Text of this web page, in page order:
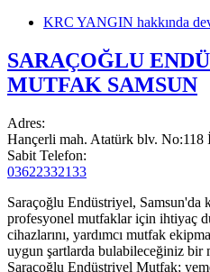
KRC YANGIN hakkında
SARAÇOĞLU
MUTFAK SAMSUN
Adres:
Hançerli mah. Atatürk blv. No:118
Sabit Telefon:
03622332133
Saraçoğlu Endüstriyel, Samsun'da
profesyonel mutfaklar için ihtiyaç
cihazlarını, yardımcı mutfak
uygun şartlarda bulabileceğiniz bir
Saraçoğlu Endüstriyel Mutfak;